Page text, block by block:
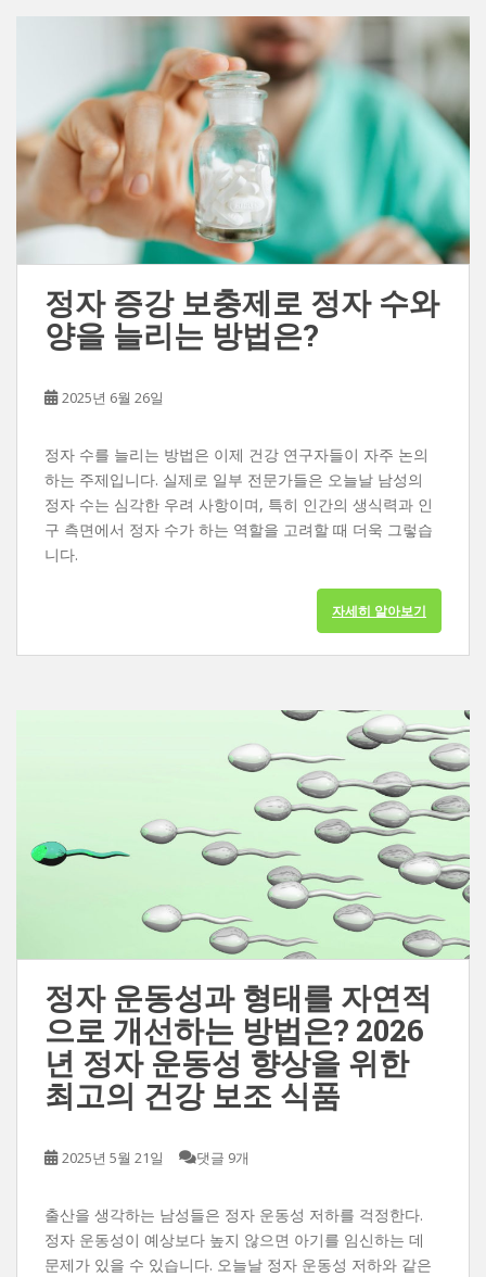
정자 증강 보충제로 정자 수와
양을 늘리는 방법은?
2025년 6월 26일
정자 수를 늘리는 방법은 이제 건강 연구자들이 자주 논의
하는 주제입니다. 실제로 일부 전문가들은 오늘날 남성의
정자 수는 심각한 우려 사항이며, 특히 인간의 생식력과 인
구 측면에서 정자 수가 하는 역할을 고려할 때 더욱 그렇습
니다.
자세히 알아보기
정자 운동성과 형태를 자연적
으로 개선하는 방법은? 2026
년 정자 운동성 향상을 위한
최고의 건강 보조 식품
2025년 5월 21일 댓글 9개
출산을 생각하는 남성들은 정자 운동성 저하를 걱정한다.
정자 운동성이 예상보다 높지 않으면 아기를 임신하는 데
문제가 있을 수 있습니다. 오늘날 정자 운동성 저하와 같은